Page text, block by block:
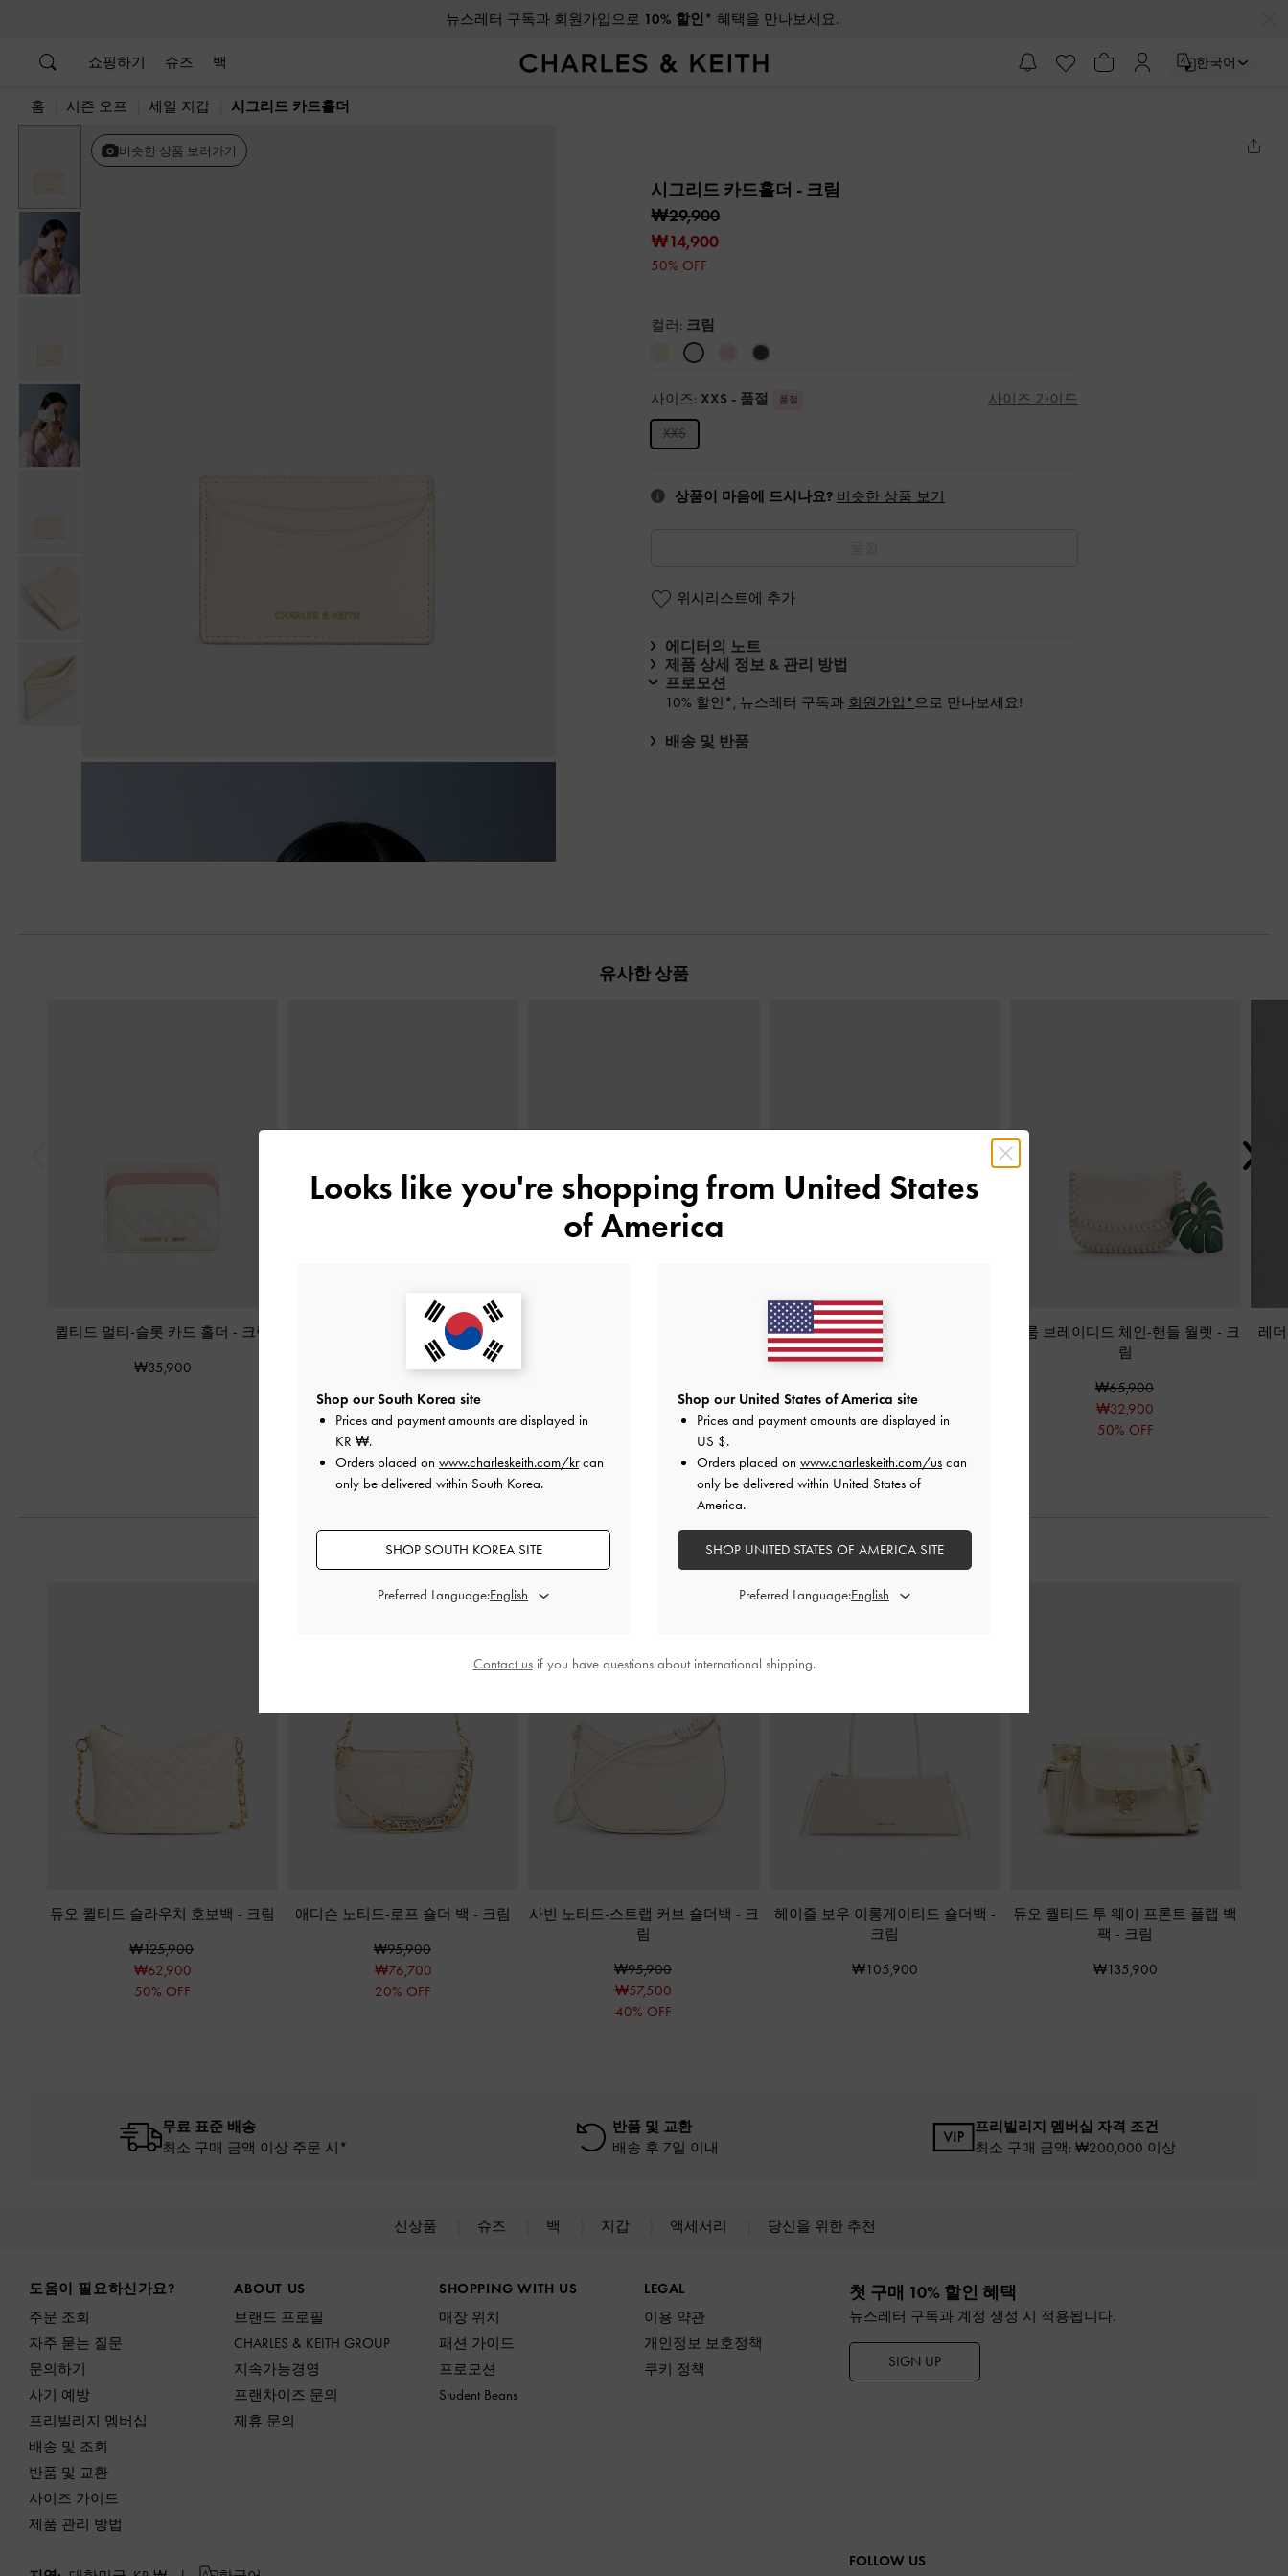
뉴스레터 구독과 회원가입으로 10% 할인* 혜택을 만나보세요.
쇼핑하기 슈즈 백 한국어
홈 시즌 오프 세일 지갑 시그리드 카드홀더
비슷한 상품 보러가기
시그리드 카드홀더 - 크림
₩29,900
₩14,900
50% OFF
컬러: 크림
사이즈: XXS - 품절 품절
사이즈 가이드
XXS
상품이 마음에 드시나요? 비슷한 상품 보기
위시리스트에 추가
에디터의 노트
제품 상세 정보 & 관리 방법
프로모션
10% 할인*, 뉴스레터 구독과 회원가입*으로 만나보세요!
배송 및 반품
유사한 상품
퀼티드 멀티-슬롯 카드 홀더 - 크림
₩35,900
칼리 멀티-슬롯 카드홀더-크림
₩35,900
듀오 퀼티드 스몰 월렛
₩49,900
블룸 브레이디드 체인-핸들 월렛 - 크
림
₩65,900
₩32,900
50% OFF
레
듀오 퀼티드 슬라우치 호보백 - 크림
₩125,900
₩62,900
50% OFF
애디슨 노티드-로프 숄더 백 - 크림
₩95,900
₩76,700
20% OFF
사빈 노티드-스트랩 커브 숄더백 - 크
림
₩95,900
₩57,500
40% OFF
헤이즐 보우 이롱게이티드 숄더백 -
크림
₩105,900
듀오 퀄티드 투 웨이 프론트 플랩 백
팩 - 크림
₩135,900
무료 표준 배송
최소 구매 금액 이상 주문 시*
반품 및 교환
배송 후 7일 이내
프리빌리지 멤버십 자격 조건
최소 구매 금액: ₩200,000 이상
신상품 슈즈 백 지갑 액세서리 당신을 위한 추천
도움이 필요하신가요?
주문 조회
자주 묻는 질문
문의하기
사기 예방
프리빌리지 멤버십
배송 및 조회
반품 및 교환
사이즈 가이드
제품 관리 방법
ABOUT US
브랜드 프로필
CHARLES & KEITH GROUP
지속가능경영
프랜차이즈 문의
제휴 문의
SHOPPING WITH US
매장 위치
패션 가이드
프로모션
Student Beans
LEGAL
이용 약관
개인정보 보호정책
쿠키 정책
첫 구매 10% 할인 혜택
뉴스레터 구독과 계정 생성 시 적용됩니다.
SIGN UP
FOLLOW US
Looks like you're shopping from United States
of America
Shop our South Korea site
Prices and payment amounts are displayed in
KR ₩.
Orders placed on www.charleskeith.com/krcan
only be delivered within South Korea.
SHOP SOUTH KOREA SITE
Preferred Language:
Shop our United States of America site
Prices and payment amounts are displayed in
US $.
Orders placed on www.charleskeith.com/us can
only be delivered within United States of
America.
SHOP UNITED STATES OF AMERICA SITE
Preferred Language:
Contact usif you have questions about international shipping.